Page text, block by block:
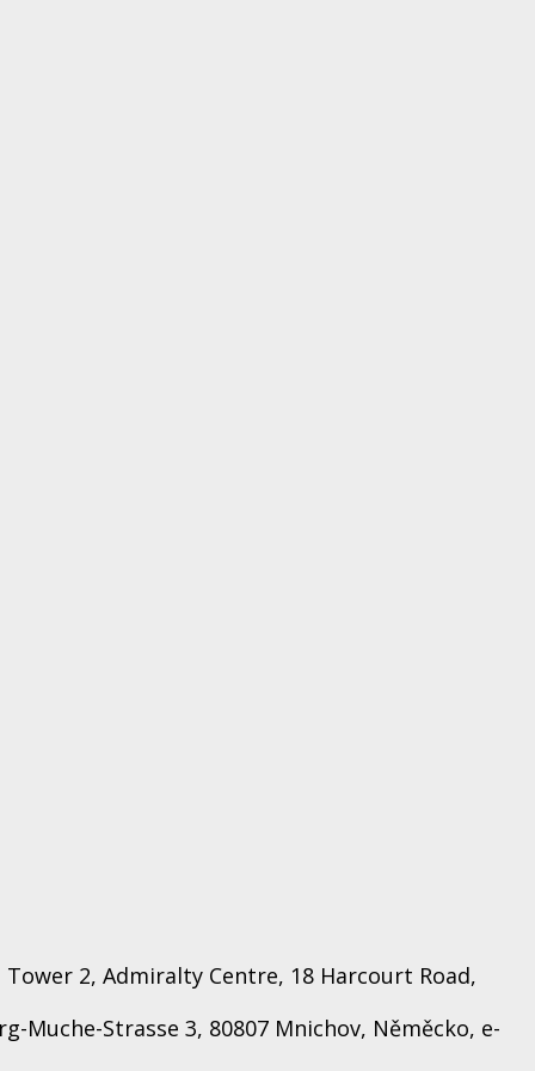
Tower 2, Admiralty Centre, 18 Harcourt Road,
Muche-Strasse 3, 80807 Mnichov, Něměcko, e-